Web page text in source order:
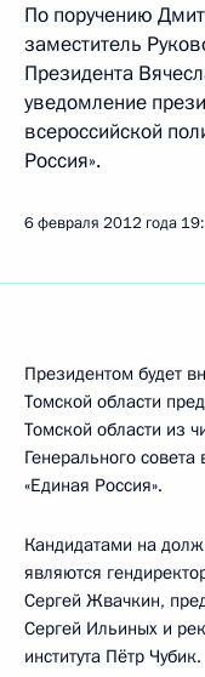
По поручению
заместитель
Президента
уведомление
всероссийской
Россия».
6 февраля 2012 года
Президентом будет
Томской области
Томской области из
Генерального совета
«Единая Россия».
Кандидатами на
являются
Сергей Жвачкин,
Сергей Ильиных и
института Пётр Чубик.